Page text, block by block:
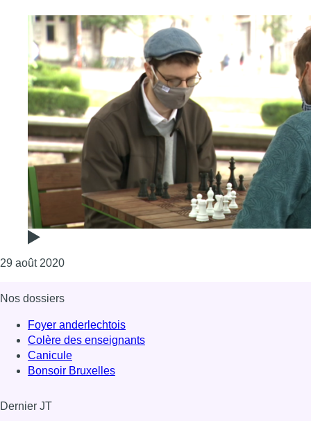
29 août 2020Consulter l'article "Schaerbeek : redonner vie à
Nos dossiers
Foyer anderlechtois
Colère des enseignants
Canicule
Bonsoir Bruxelles
Dernier JT